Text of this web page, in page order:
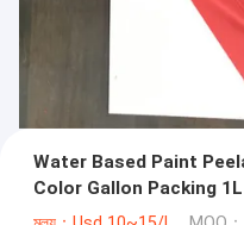
Water Based Paint
Color Gallon Packing